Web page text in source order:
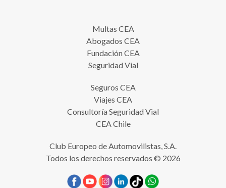
Multas CEA
Abogados CEA
Fundación CEA
Seguridad Vial
Seguros CEA
Viajes CEA
Consultoría Seguridad Vial
CEA Chile
Club Europeo de Automovilistas, S.A.
Todos los derechos reservados © 2026